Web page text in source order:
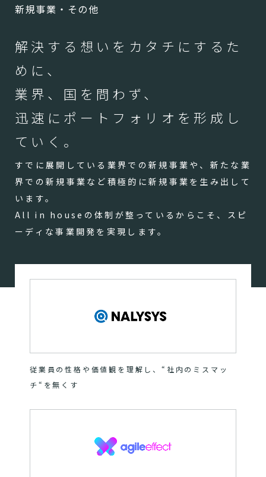
新規事業・その他
解決する想いをカタチにするた
めに、
業界、国を問わず、
迅速にポートフォリオを形成し
ていく。
すでに展開している業界での新規事業や、新たな業
界での新規事業など積極的に新規事業を生み出して
います。
All in houseの体制が整っているからこそ、スピ
ーディな事業開発を実現します。
従業員の性格や価値観を理解し、“社内のミスマッ
チ“を無くす